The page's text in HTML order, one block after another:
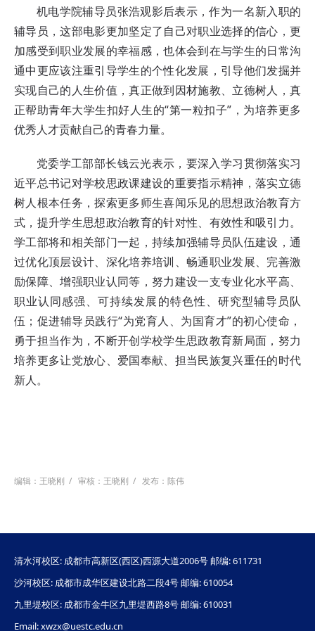
机电学院辅导员张浩观影后表示，作为一名新入职的
辅导员，这部电影更加坚定了自己对职业选择的信心，更
加感受到职业发展的幸福感，也体会到在与学生的日常沟
通中更应该注重引导学生的个性化发展，引导他们发掘并
实现自己的人生价值，真正做到因材施教、立德树人，真
正帮助青年大学生扣好人生的“第一粒扣子”，为培养更多
优秀人才贡献自己的青春力量。
党委学工部部长钱云光表示，要深入学习贯彻落实习
近平总书记对学校思政课建设的重要指示精神，落实立德
树人根本任务，探索更多师生喜闻乐见的思想政治教育方
式，提升学生思想政治教育的针对性、有效性和吸引力。
学工部将和相关部门一起，持续加强辅导员队伍建设，通
过优化顶层设计、深化培养培训、畅通职业发展、完善激
励保障、增强职业认同等，努力建设一支专业化水平高、
职业认同感强、可持续发展的特色性、研究型辅导员队
伍；促进辅导员践行“为党育人、为国育才”的初心使命，
勇于担当作为，不断开创学校学生思政教育新局面，努力
培养更多让党放心、爱国奉献、担当民族复兴重任的时代
新人。
编辑：王晓刚 / 审核：王晓刚 / 发布：陈伟
清水河校区: 成都市高新区(西区)西源大道2006号 邮编: 611731
沙河校区: 成都市成华区建设北路二段4号 邮编: 610054
九里堤校区: 成都市金牛区九里堤西路8号 邮编: 610031
Email: xwzx@uestc.edu.cn